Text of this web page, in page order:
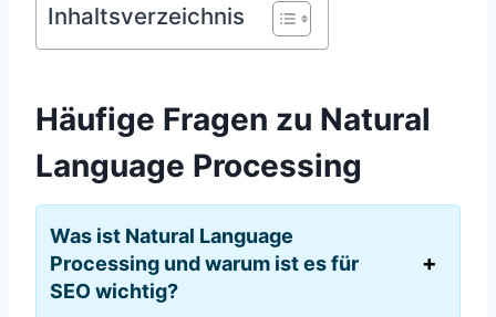
Inhaltsverzeichnis
Häufige Fragen zu Natural
Language Processing
Was ist Natural Language
Processing und warum ist es für
SEO wichtig?